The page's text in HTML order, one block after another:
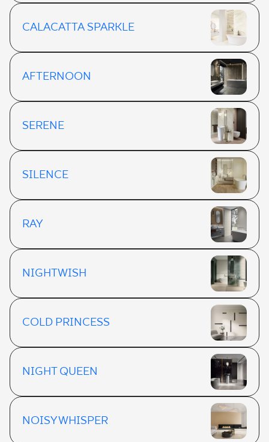
CALACATTA SPARKLE
AFTERNOON
SERENE
SILENCE
RAY
NIGHTWISH
COLD PRINCESS
NIGHT QUEEN
NOISY WHISPER